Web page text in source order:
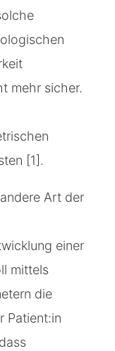
mehr sicher.
[1].
Art der
einer
mittels
die
Patient:in